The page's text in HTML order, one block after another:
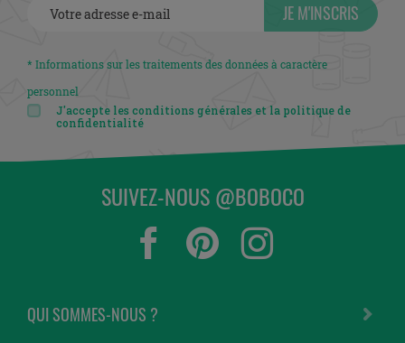
JE M'INSCRIS
* Informations sur les traitements des données à caractère
personnel
J'accepte les conditions générales et la politique de
confidentialité
QUI SOMMES-NOUS ?
SUIVEZ-NOUS @BOBOCO